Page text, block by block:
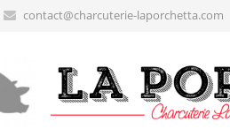
contact@charcuterie-laporchetta.com